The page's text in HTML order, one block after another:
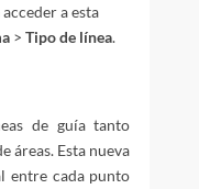
a esta
> Tipo de línea.
de guía tanto
áreas. Esta nueva
entre cada punto